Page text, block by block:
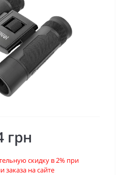
грн
скидку в 2% при
заказа на сайте